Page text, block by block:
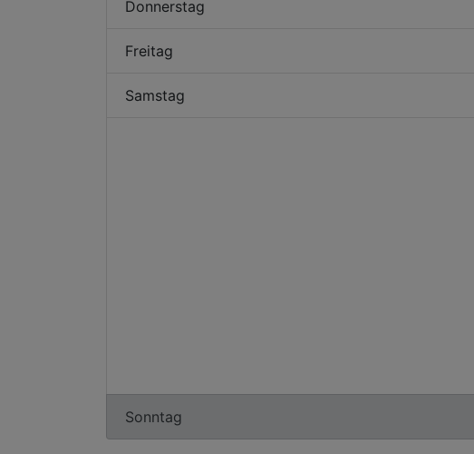
Donnerstag
Freitag
Samstag
Sonntag